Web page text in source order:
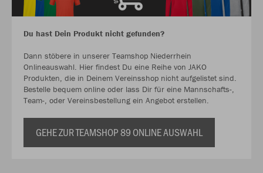
Du hast Dein Produkt nicht gefunden?
Dann stöbere in unserer Teamshop Niederrhein
Onlineauswahl. Hier findest Du eine Reihe von JAKO
Produkten, die in Deinem Vereinsshop nicht aufgelistet sind.
Bestelle bequem online oder lass Dir für eine Mannschafts-,
Team-, oder Vereinsbestellung ein Angebot erstellen.
GEHE ZUR TEAMSHOP 89 ONLINE AUSWAHL